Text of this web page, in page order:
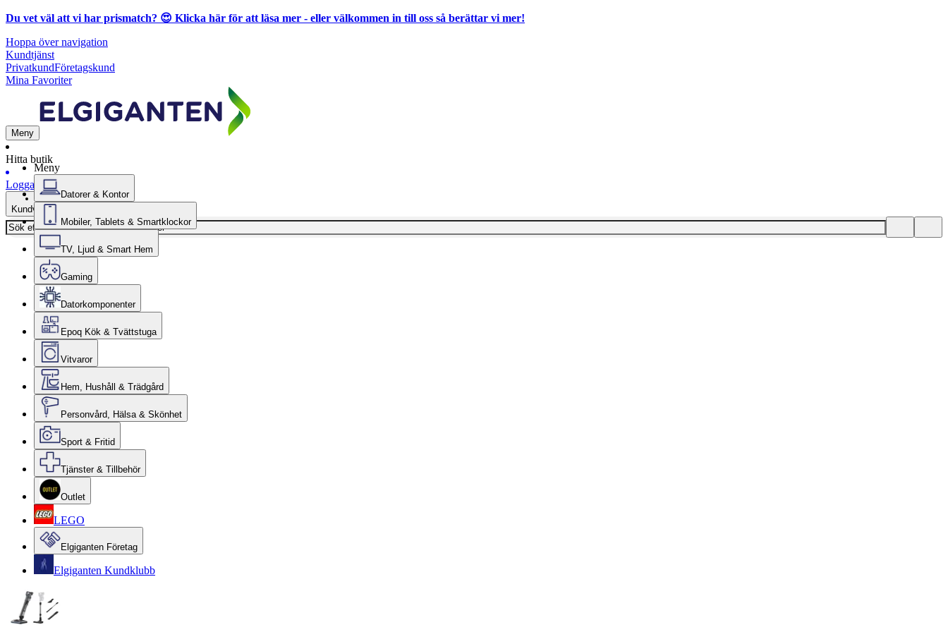
Du vet väl att vi har prismatch? 😍 Klicka här för att läsa mer - eller välkommen in till oss så berättar vi mer!
Hoppa över navigation
Kundtjänst
PrivatkundFöretagskund
Mina Favoriter
Meny
Hitta butik
Logga in
Kundvagn
Meny
Datorer & Kontor
Mobiler, Tablets & Smartklockor
TV, Ljud & Smart Hem
Gaming
Datorkomponenter
Epoq Kök & Tvättstuga
Vitvaror
Hem, Hushåll & Trädgård
Personvård, Hälsa & Skönhet
Sport & Fritid
Tjänster & Tillbehör
Outlet
LEGO
Elgiganten Företag
Elgiganten Kundklubb